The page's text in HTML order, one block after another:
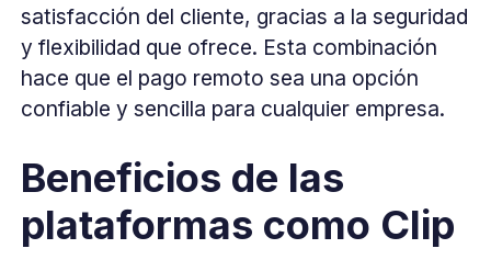
satisfacción del cliente, gracias a la seguridad
y flexibilidad que ofrece. Esta combinación
hace que el pago remoto sea una opción
confiable y sencilla para cualquier empresa.
Beneficios de las
plataformas como Clip